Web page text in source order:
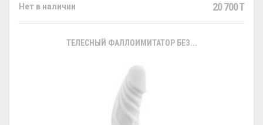
Нет в наличии 20 700 T
ТЕЛЕСНЫЙ ФАЛЛОИМИТАТОР БЕЗ...